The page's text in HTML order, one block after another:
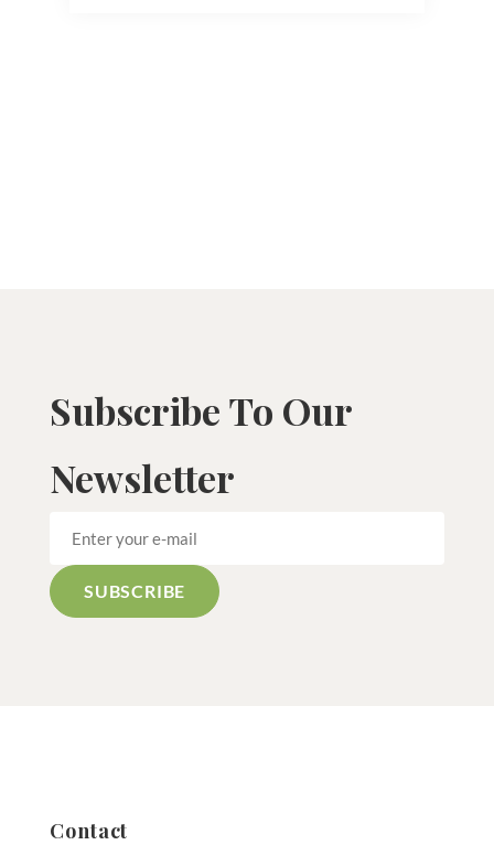
Subscribe To Our
Newsletter
Contact